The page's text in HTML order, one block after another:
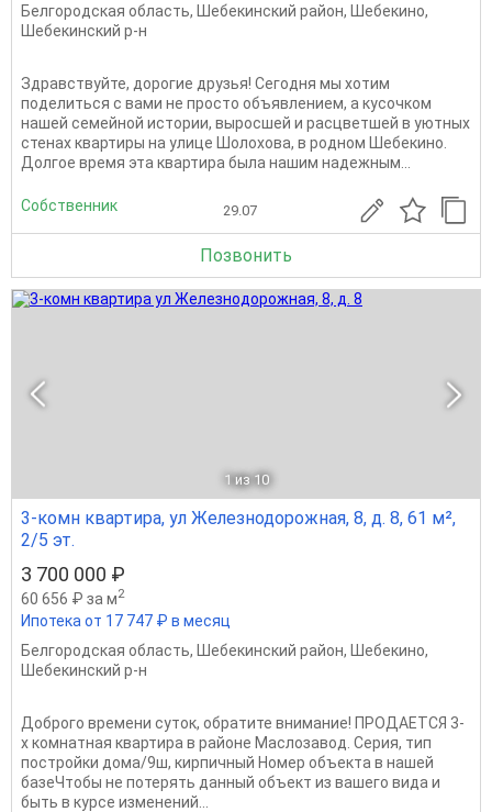
Белгородская область, Шебекинский район, Шебекино,
Шебекинский р-н
Здравствуйте, дорогие друзья! Сегодня мы хотим
поделиться с вами не просто объявлением, а кусочком
нашей семейной истории, выросшей и расцветшей в уютных
стенах квартиры на улице Шолохова, в родном Шебекино.
Долгое время эта квартира была нашим надежным...
Собственник 29.07
Позвонить
1 из 10
3-комн квартира, ул Железнодорожная, 8, д. 8, 61 м²,
2/5 эт.
3 700 000 ₽
60 656 ₽ за м2
Ипотека от 17 747 ₽ в месяц
Белгородская область, Шебекинский район, Шебекино,
Шебекинский р-н
Доброго времени суток, обратите внимание! ПРОДАЕТСЯ 3-
х комнатная квартира в районе Маслозавод. Серия, тип
постройки дома/9ш, кирпичный Номер объекта в нашей
базеЧтобы не потерять данный объект из вашего вида и
быть в курсе изменений...